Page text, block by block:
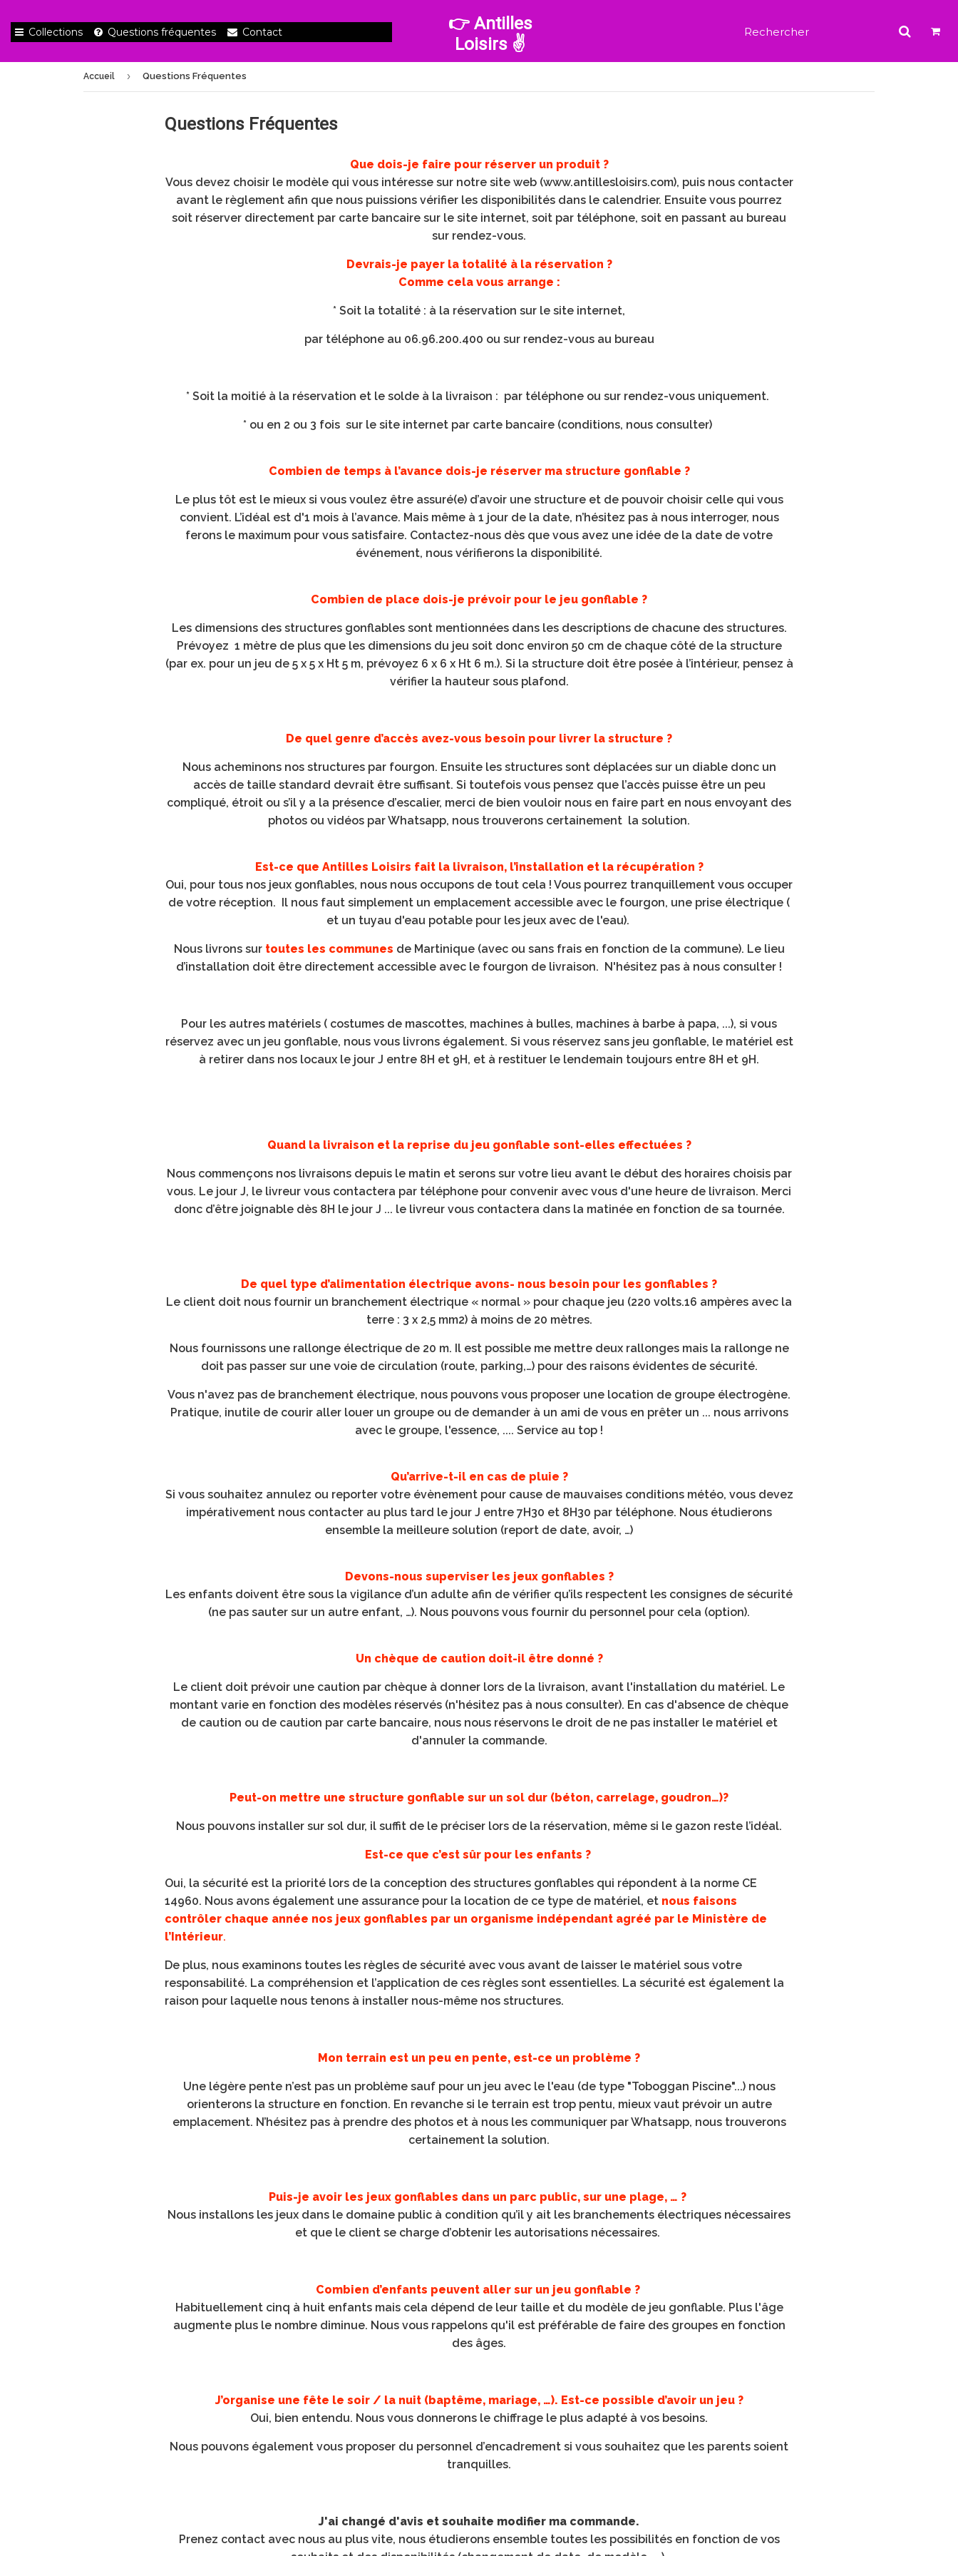
Collections Questions fréquentes Contact
👉 Antilles
Loisirs ✌️
Accueil › Questions Fréquentes
Questions Fréquentes
Que dois-je faire pour réserver un produit ?
Vous devez choisir le modèle qui vous intéresse sur notre site web (www.antillesloisirs.com), puis nous contacter
avant le règlement afin que nous puissions vérifier les disponibilités dans le calendrier. Ensuite vous pourrez
soit réserver directement par carte bancaire sur le site internet, soit par téléphone, soit en passant au bureau
sur rendez-vous.
Devrais-je payer la totalité à la réservation ?
Comme cela vous arrange :
* Soit la totalité : à la réservation sur le site internet,
par téléphone au 06.96.200.400 ou sur rendez-vous au bureau
* Soit la moitié à la réservation et le solde à la livraison : par téléphone ou sur rendez-vous uniquement.
* ou en 2 ou 3 fois sur le site internet par carte bancaire (conditions, nous consulter)
Combien de temps à l’avance dois-je réserver ma structure gonflable ?
Le plus tôt est le mieux si vous voulez être assuré(e) d’avoir une structure et de pouvoir choisir celle qui vous
convient. L’idéal est d'1 mois à l’avance. Mais même à 1 jour de la date, n’hésitez pas à nous interroger, nous
ferons le maximum pour vous satisfaire. Contactez-nous dès que vous avez une idée de la date de votre
événement, nous vérifierons la disponibilité.
Combien de place dois-je prévoir pour le jeu gonflable ?
Les dimensions des structures gonflables sont mentionnées dans les descriptions de chacune des structures.
Prévoyez 1 mètre de plus que les dimensions du jeu soit donc environ 50 cm de chaque côté de la structure
(par ex. pour un jeu de 5 x 5 x Ht 5 m, prévoyez 6 x 6 x Ht 6 m.). Si la structure doit être posée à l’intérieur, pensez à
vérifier la hauteur sous plafond.
De quel genre d’accès avez-vous besoin pour livrer la structure ?
Nous acheminons nos structures par fourgon. Ensuite les structures sont déplacées sur un diable donc un
accès de taille standard devrait être suffisant. Si toutefois vous pensez que l’accès puisse être un peu
compliqué, étroit ou s’il y a la présence d’escalier, merci de bien vouloir nous en faire part en nous envoyant des
photos ou vidéos par Whatsapp, nous trouverons certainement la solution.
Est-ce que Antilles Loisirs fait la livraison, l’installation et la récupération ?
Oui, pour tous nos jeux gonflables, nous nous occupons de tout cela ! Vous pourrez tranquillement vous occuper
de votre réception. Il nous faut simplement un emplacement accessible avec le fourgon, une prise électrique (
et un tuyau d'eau potable pour les jeux avec de l'eau).
Nous livrons sur toutes les communes de Martinique (avec ou sans frais en fonction de la commune). Le lieu
d’installation doit être directement accessible avec le fourgon de livraison. N'hésitez pas à nous consulter !
Pour les autres matériels ( costumes de mascottes, machines à bulles, machines à barbe à papa, ...), si vous
réservez avec un jeu gonflable, nous vous livrons également. Si vous réservez sans jeu gonflable, le matériel est
à retirer dans nos locaux le jour J entre 8H et 9H, et à restituer le lendemain toujours entre 8H et 9H.
Quand la livraison et la reprise du jeu gonflable sont-elles effectuées ?
Nous commençons nos livraisons depuis le matin et serons sur votre lieu avant le début des horaires choisis par
vous. Le jour J, le livreur vous contactera par téléphone pour convenir avec vous d'une heure de livraison. Merci
donc d’être joignable dès 8H le jour J ... le livreur vous contactera dans la matinée en fonction de sa tournée.
De quel type d’alimentation électrique avons- nous besoin pour les gonflables ?
Le client doit nous fournir un branchement électrique « normal » pour chaque jeu (220 volts.16 ampères avec la
terre : 3 x 2,5 mm2) à moins de 20 mètres.
Nous fournissons une rallonge électrique de 20 m. Il est possible me mettre deux rallonges mais la rallonge ne
doit pas passer sur une voie de circulation (route, parking,…) pour des raisons évidentes de sécurité.
Vous n'avez pas de branchement électrique, nous pouvons vous proposer une location de groupe électrogène.
Pratique, inutile de courir aller louer un groupe ou de demander à un ami de vous en prêter un ... nous arrivons
avec le groupe, l'essence, .... Service au top !
Qu’arrive-t-il en cas de pluie ?
Si vous souhaitez annulez ou reporter votre évènement pour cause de mauvaises conditions météo, vous devez
impérativement nous contacter au plus tard le jour J entre 7H30 et 8H30 par téléphone. Nous étudierons
ensemble la meilleure solution (report de date, avoir, …)
Devons-nous superviser les jeux gonflables ?
Les enfants doivent être sous la vigilance d’un adulte afin de vérifier qu’ils respectent les consignes de sécurité
(ne pas sauter sur un autre enfant, …). Nous pouvons vous fournir du personnel pour cela (option).
Un chèque de caution doit-il être donné ?
Le client doit prévoir une caution par chèque à donner lors de la livraison, avant l'installation du matériel. Le
montant varie en fonction des modèles réservés (n'hésitez pas à nous consulter). En cas d'absence de chèque
de caution ou de caution par carte bancaire, nous nous réservons le droit de ne pas installer le matériel et
d'annuler la commande.
Peut-on mettre une structure gonflable sur un sol dur (béton, carrelage, goudron…)?
Nous pouvons installer sur sol dur, il suffit de le préciser lors de la réservation, même si le gazon reste l’idéal.
Est-ce que c’est sûr pour les enfants ?
Oui, la sécurité est la priorité lors de la conception des structures gonflables qui répondent à la norme CE
14960. Nous avons également une assurance pour la location de ce type de matériel, et nous faisons
contrôler chaque année nos jeux gonflables par un organisme indépendant agréé par le Ministère de
l’Intérieur.
De plus, nous examinons toutes les règles de sécurité avec vous avant de laisser le matériel sous votre
responsabilité. La compréhension et l’application de ces règles sont essentielles. La sécurité est également la
raison pour laquelle nous tenons à installer nous-même nos structures.
Mon terrain est un peu en pente, est-ce un problème ?
Une légère pente n’est pas un problème sauf pour un jeu avec le l'eau (de type "Toboggan Piscine"...) nous
orienterons la structure en fonction. En revanche si le terrain est trop pentu, mieux vaut prévoir un autre
emplacement. N’hésitez pas à prendre des photos et à nous les communiquer par Whatsapp, nous trouverons
certainement la solution.
Puis-je avoir les jeux gonflables dans un parc public, sur une plage, … ?
Nous installons les jeux dans le domaine public à condition qu’il y ait les branchements électriques nécessaires
et que le client se charge d’obtenir les autorisations nécessaires.
Combien d’enfants peuvent aller sur un jeu gonflable ?
Habituellement cinq à huit enfants mais cela dépend de leur taille et du modèle de jeu gonflable. Plus l'âge
augmente plus le nombre diminue. Nous vous rappelons qu'il est préférable de faire des groupes en fonction
des âges.
J’organise une fête le soir / la nuit (baptême, mariage, …). Est-ce possible d’avoir un jeu ?
Oui, bien entendu. Nous vous donnerons le chiffrage le plus adapté à vos besoins.
Nous pouvons également vous proposer du personnel d’encadrement si vous souhaitez que les parents soient
tranquilles.
J'ai changé d'avis et souhaite modifier ma commande.
Prenez contact avec nous au plus vite, nous étudierons ensemble toutes les possibilités en fonction de vos